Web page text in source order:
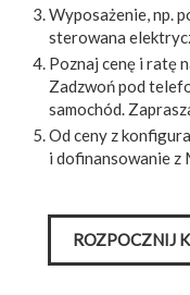
Wyposażenie, np.
sterowana
Poznaj cenę i ratę
Zadzwoń pod
samochód.
Od ceny z
i dofinansowanie z
ROZPOCZNIJ